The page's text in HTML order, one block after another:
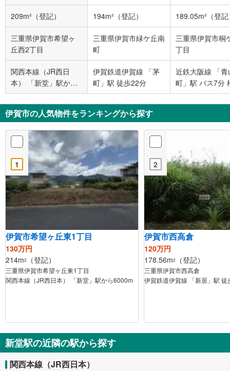
209m²（登記） 194m²（登記） 189.05m²（登
三重県伊賀市希望ヶ
丘西2丁目
三重県伊賀市緑ケ丘南
町
三重県伊賀市桐
丁目
関西本線（JR西日
本） 「新堂」駅から
5760m
伊賀鉄道伊賀線 「茅
町」駅 徒歩22分
近鉄大阪線 「青
町」駅 バス7分
丘5丁目西 バ
ス停下車 徒歩2
伊賀市の人気物件をランキングから探す
1
伊賀市希望ヶ丘東1丁目
130万円
214m2 （登記）
三重県伊賀市希望ヶ丘東1丁目
関西本線（JR西日本） 「新堂」駅から6000m
2
伊賀市西高倉
120万円
178.56m2 （登記）
三重県伊賀市西高倉
伊賀鉄道伊賀線 「新居」駅 徒
新堂駅の近隣の駅から探す
関西本線（JR西日本）